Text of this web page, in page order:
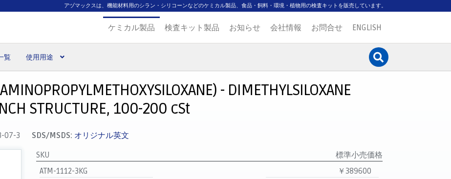
アヅマックスは、機能材料用のシラン・シリコーンなどのケミカル製品、食品・飼料・環境・植物用の検査キットを販売しています。
ケミカル製品 検査キット製品 お知らせ 会社情報 お問合せ ENGLISH
覧 使用用途
- DIMETHYLSILOXANE
STRUCTURE, 100-200 cSt
07-3 SDS/MSDS: オリジナル英文
SKU
標準小売価格
ATM-1112-3KG
￥389600